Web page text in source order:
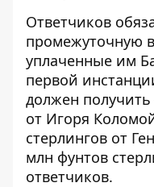
Ответчиков
промежуточную
уплаченные им
первой
должен
от Игоря
стерлингов от
млн фунтов
ответчиков.